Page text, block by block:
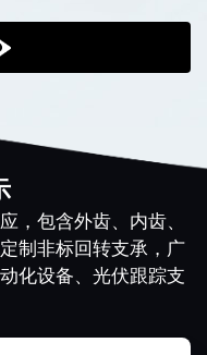
，包含外齿、内齿、
制非标回转支承，广
化设备、光伏跟踪支